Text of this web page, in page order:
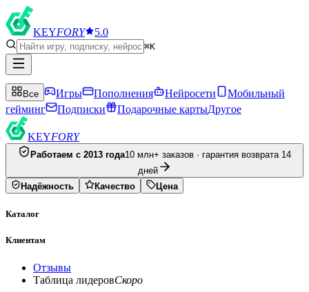
KEYFORY 5.0
⌘K
Все Игры Пополнения Нейросети
Мобильный
гейминг
Подписки Подарочные картыДругое
KEYFORY
Работаем с 2013 года10 млн+ заказов · гарантия возврата 14
дней
Надёжность
Качество Цена
Каталог
Клиентам
Отзывы
Таблица лидеровСкоро